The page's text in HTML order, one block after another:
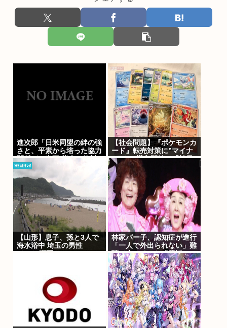
進次郎「日米同盟の絆の強
さと、平素から培った協力
関係が」米軍 熊本に飲料
水約16トン支援
【社会問題】『ポケモンカ
ード』転売対策に”マイナ
ンバー”導入開始で「効果
テキメン」広がる新システ
ム
【山形】息子、孫と3人で
海水浴中 埼玉の男性
林家パー子、認知症が進行
「一人で外出られない」難
聴で夫・ペーと「筆談」…
自宅全焼から約1年